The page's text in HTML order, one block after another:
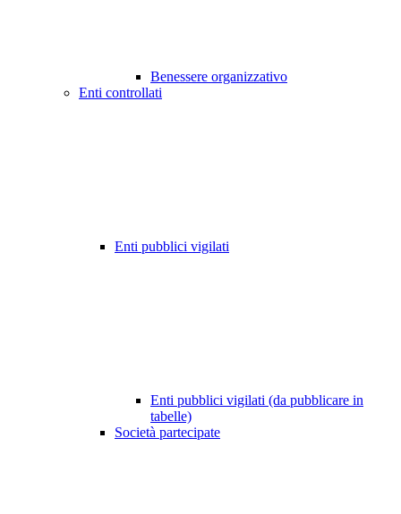
Benessere organizzativo
Enti controllati
Enti pubblici vigilati
Enti pubblici vigilati (da pubblicare in
tabelle)
Società partecipate